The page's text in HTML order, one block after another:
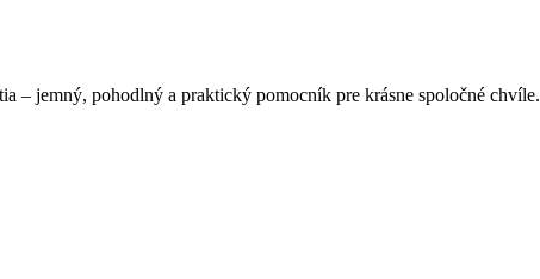
– jemný, pohodlný a praktický pomocník pre krásne spoločné chvíle.